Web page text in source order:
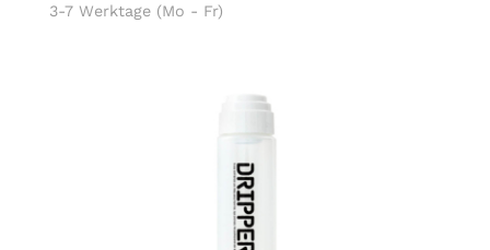
3-7 Werktage (Mo - Fr)